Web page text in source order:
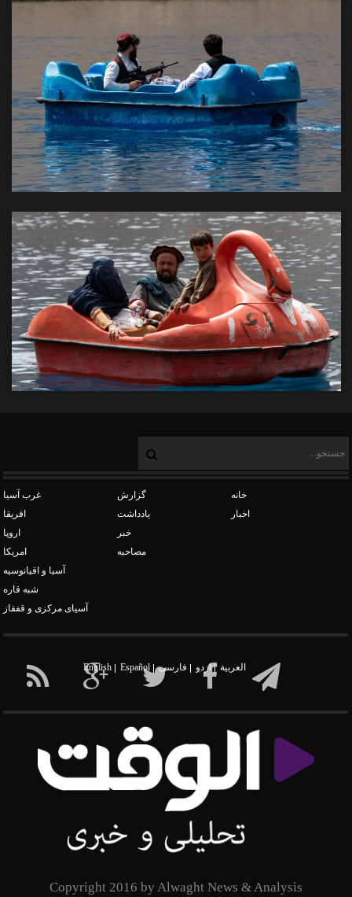
غرب آسیا
افریقا
اروپا
امریکا
آسیا و اقیانوسیه
شبه قاره
آسیای مرکزی و قفقاز
گزارش
یادداشت
خبر
مصاحبه
خانه
اخبار
العربیة اردو فارسی Español
English
Copyright 2016 by Alwaght News & Analysis